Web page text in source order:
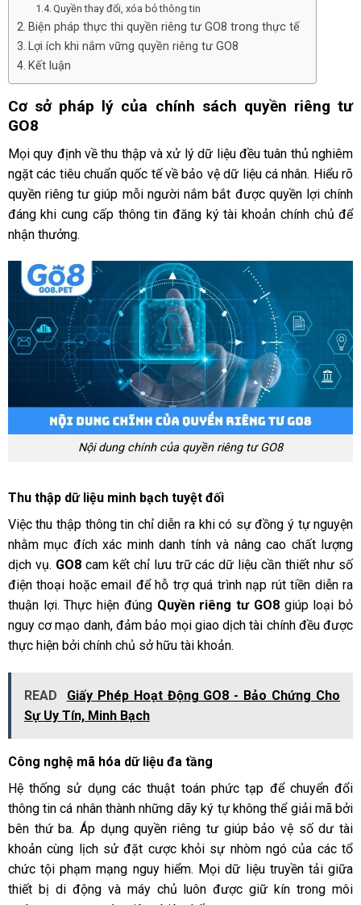
Quyền thay đổi, xóa bỏ thông tin
Biện pháp thực thi quyền riêng tư GO8 trong thực tế
Lợi ích khi nắm vững quyền riêng tư GO8
Kết luận
Cơ sở pháp lý của chính sách quyền riêng tư
GO8
Mọi quy định về thu thập và xử lý dữ liệu đều tuân thủ nghiêm
ngặt các tiêu chuẩn quốc tế về bảo vệ dữ liệu cá nhân. Hiểu rõ
quyền riêng tư giúp mỗi người nắm bắt được quyền lợi chính
đáng khi cung cấp thông tin đăng ký tài khoản chính chủ để
nhận thưởng.
Nội dung chính của quyền riêng tư GO8
Thu thập dữ liệu minh bạch tuyệt đối
Việc thu thập thông tin chỉ diễn ra khi có sự đồng ý tự nguyện
nhằm mục đích xác minh danh tính và nâng cao chất lượng
dịch vụ. GO8cam kết chỉ lưu trữ các dữ liệu cần thiết như số
điện thoại hoặc email để hỗ trợ quá trình nạp rút tiền diễn ra
thuận lợi. Thực hiện đúng Quyền riêng tư GO8giúp loại bỏ
nguy cơ mạo danh, đảm bảo mọi giao dịch tài chính đều được
thực hiện bởi chính chủ sở hữu tài khoản.
READ
Giấy Phép Hoạt Động GO8 - Bảo Chứng Cho
Sự Uy Tín, Minh Bạch
Công nghệ mã hóa dữ liệu đa tầng
Hệ thống sử dụng các thuật toán phức tạp để chuyển đổi
thông tin cá nhân thành những dãy ký tự không thể giải mã bởi
bên thứ ba. Áp dụng quyền riêng tư giúp bảo vệ số dư tài
khoản cùng lịch sử đặt cược khỏi sự nhòm ngó của các tổ
chức tội phạm mạng nguy hiểm. Mọi dữ liệu truyền tải giữa
thiết bị di động và máy chủ luôn được giữ kín trong môi